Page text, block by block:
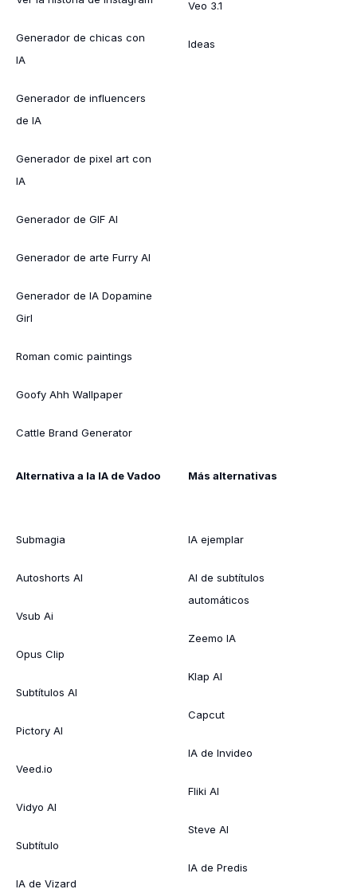
Generador de chicas con
IA
Generador de influencers
de IA
Generador de pixel art con
IA
Generador de GIF AI
Generador de arte Furry AI
Generador de IA Dopamine
Girl
Roman comic paintings
Goofy Ahh Wallpaper
Cattle Brand Generator
Veo 3.1
Ideas
Alternativa a la IA de Vadoo
Submagia
Autoshorts AI
Vsub Ai
Opus Clip
Subtítulos AI
Pictory AI
Veed.io
Vidyo AI
Subtítulo
IA de Vizard
Más alternativas
IA ejemplar
AI de subtítulos
automáticos
Zeemo IA
Klap AI
Capcut
IA de Invideo
Fliki AI
Steve AI
IA de Predis